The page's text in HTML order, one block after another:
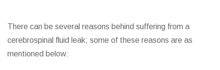
There can be several reasons behind suffering from a
cerebrospinal fluid leak; some of these reasons are as
mentioned below: